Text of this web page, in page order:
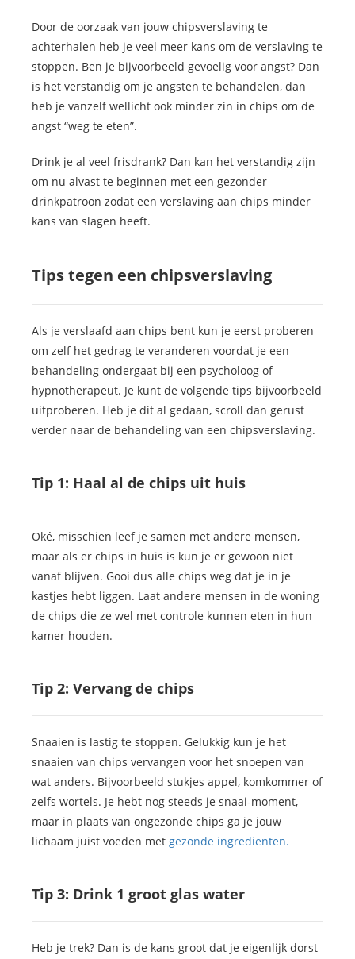
Door de oorzaak van jouw chipsverslaving te
achterhalen heb je veel meer kans om de verslaving te
stoppen. Ben je bijvoorbeeld gevoelig voor angst? Dan
is het verstandig om je angsten te behandelen, dan
heb je vanzelf wellicht ook minder zin in chips om de
angst “weg te eten”.
Drink je al veel frisdrank? Dan kan het verstandig zijn
om nu alvast te beginnen met een gezonder
drinkpatroon zodat een verslaving aan chips minder
kans van slagen heeft.
Tips tegen een chipsverslaving
Als je verslaafd aan chips bent kun je eerst proberen
om zelf het gedrag te veranderen voordat je een
behandeling ondergaat bij een psycholoog of
hypnotherapeut. Je kunt de volgende tips bijvoorbeeld
uitproberen. Heb je dit al gedaan, scroll dan gerust
verder naar de behandeling van een chipsverslaving.
Tip 1: Haal al de chips uit huis
Oké, misschien leef je samen met andere mensen,
maar als er chips in huis is kun je er gewoon niet
vanaf blijven. Gooi dus alle chips weg dat je in je
kastjes hebt liggen. Laat andere mensen in de woning
de chips die ze wel met controle kunnen eten in hun
kamer houden.
Tip 2: Vervang de chips
Snaaien is lastig te stoppen. Gelukkig kun je het
snaaien van chips vervangen voor het snoepen van
wat anders. Bijvoorbeeld stukjes appel, komkommer of
zelfs wortels. Je hebt nog steeds je snaai-moment,
maar in plaats van ongezonde chips ga je jouw
lichaam juist voeden met gezonde ingrediënten.
Tip 3: Drink 1 groot glas water
Heb je trek? Dan is de kans groot dat je eigenlijk dorst